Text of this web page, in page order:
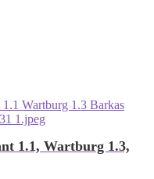
1.1, Wartburg 1.3,